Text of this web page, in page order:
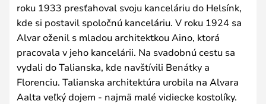
roku 1933 presťahoval svoju kanceláriu do Helsínk,
kde si postavil spoločnú kanceláriu. V roku 1924 sa
Alvar oženil s mladou architektkou Aino, ktorá
pracovala v jeho kancelárii. Na svadobnú cestu sa
vydali do Talianska, kde navštívili Benátky a
Florenciu. Talianska architektúra urobila na Alvara
Aalta veľký dojem - najmä malé vidiecke kostolíky.